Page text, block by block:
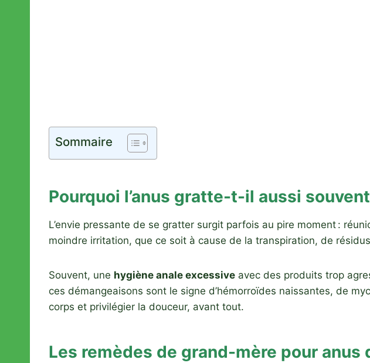
Sommaire
Pourquoi l’anus gratte-t-il aussi
L’envie pressante de se gratter surgit parfois au pire moment :
moindre irritation, que ce soit à cause de la transpiration, de
Souvent, une hygiène anale excessive avec des produits trop
ces démangeaisons sont le signe d’hémorroïdes naissantes, de
corps et privilégier la douceur, avant tout.
Les remèdes de grand-mère pour anus